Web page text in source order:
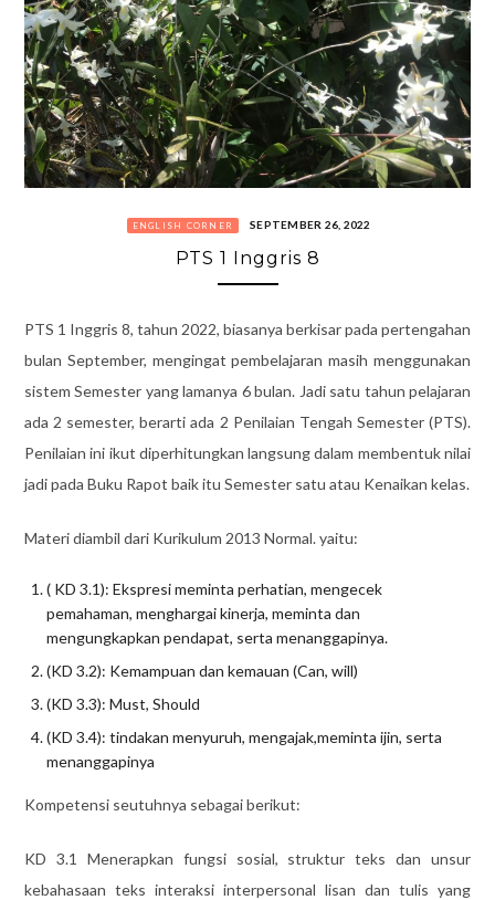
ENGLISH CORNER SEPTEMBER 26, 2022
PTS 1 Inggris 8
PTS 1 Inggris 8, tahun 2022, biasanya berkisar pada pertengahan
bulan September, mengingat pembelajaran masih menggunakan
sistem Semester yang lamanya 6 bulan. Jadi satu tahun pelajaran
ada 2 semester, berarti ada 2 Penilaian Tengah Semester (PTS).
Penilaian ini ikut diperhitungkan langsung dalam membentuk nilai
jadi pada Buku Rapot baik itu Semester satu atau Kenaikan kelas.
Materi diambil dari Kurikulum 2013 Normal. yaitu:
( KD 3.1): Ekspresi meminta perhatian, mengecek
pemahaman, menghargai kinerja, meminta dan
mengungkapkan pendapat, serta menanggapinya.
(KD 3.2): Kemampuan dan kemauan (Can, will)
(KD 3.3): Must, Should
(KD 3.4): tindakan menyuruh, mengajak,meminta ijin, serta
menanggapinya
Kompetensi seutuhnya sebagai berikut:
KD 3.1 Menerapkan fungsi sosial, struktur teks dan unsur
kebahasaan teks interaksi interpersonal lisan dan tulis yang